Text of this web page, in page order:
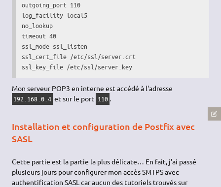
outgoing_port 110
log_facility local5
no_lookup
timeout 40
ssl_mode ssl_listen
ssl_cert_file /etc/ssl/server.crt
ssl_key_file /etc/ssl/server.key
Mon serveur POP3 en interne est accédé à l'adresse
192.168.0.4 et sur le port 110 .
Installation et configuration de Postfix avec
SASL
Cette partie est la partie la plus délicate… En fait, j'ai passé
plusieurs jours pour configurer mon accès SMTPS avec
authentification SASL car aucun des tutoriels trouvés sur